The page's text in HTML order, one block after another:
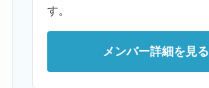
す。
メンバー詳細を見る